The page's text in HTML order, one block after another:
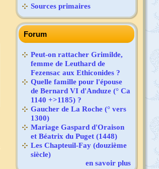
Sources primaires
Forum
Peut-on rattacher Grimilde,
femme de Leuthard de
Fezensac aux Ethiconides ?
Quelle famille pour l'épouse
de Bernard VI d'Anduze (° Ca
1140 +>1185) ?
Gaucher de La Roche (° vers
1300)
Mariage Gaspard d'Oraison
et Béatrix du Puget (1448)
Les Chapteuil-Fay (douzième
siècle)
en savoir plus